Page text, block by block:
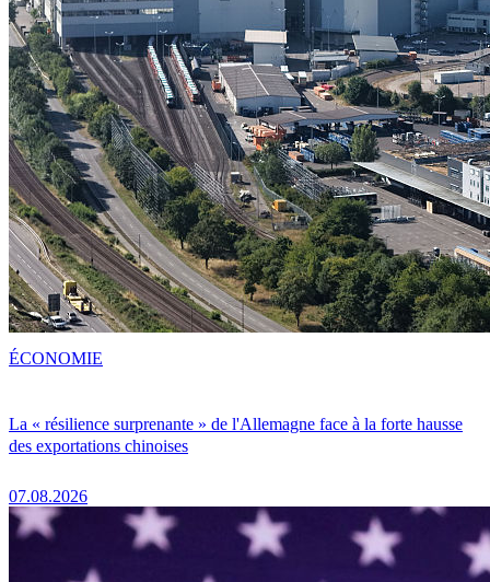
La « résilience surprenante » de l'Allemagne face à la forte hausse
des exportations chinoises
07.08.2026
ÉCONOMIE